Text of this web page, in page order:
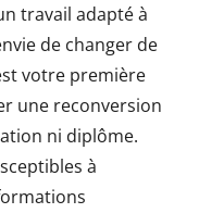
travail adapté à
de changer de
votre première
une reconversion
ni diplôme.
à